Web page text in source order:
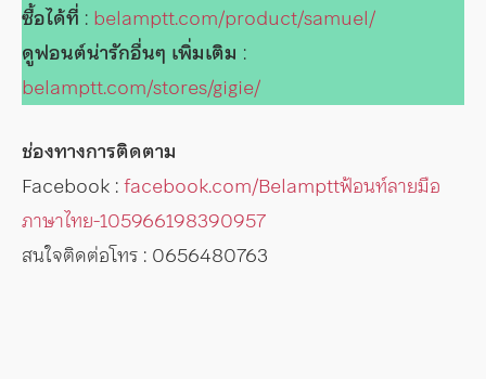
ซื้อได้ที่ : belamptt.com/product/samuel/
ดูฟอนต์น่ารักอื่นๆ เพิ่มเติม :
belamptt.com/stores/gigie/
ช่องทางการติดตาม
Facebook :facebook.com/Belampttฟ้อนท์ลายมือ
ภาษาไทย-105966198390957
สนใจติดต่อโทร : 0656480763